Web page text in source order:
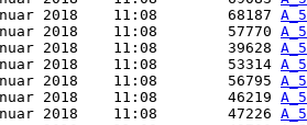
2018    11:08        68187
2018    11:08        57770
2018    11:08        39628
2018    11:08        53314
2018    11:08        56795
2018    11:08        46219
2018    11:08        47226